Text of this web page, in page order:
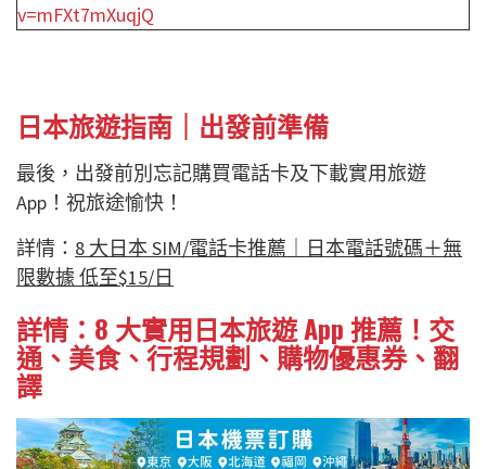
v=mFXt7mXuqjQ
日本旅遊指南｜出發前準備
最後，出發前別忘記購買電話卡及下載實用旅遊
App！祝旅途愉快！
詳情： 8 大日本 SIM/電話卡推薦｜日本電話號碼＋無
限數據 低至$15/日
詳情：8 大實用日本旅遊 App 推薦！交
通、美食、行程規劃、購物優惠券、翻
譯